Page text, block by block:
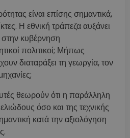
είναι επίσης σημαντικά,
Η εθνική τράπεζα αυξάνει
στην κυβέρνηση
πολιτικοί; Μήπως
διαταράξει τη γεωργία, τον
θεωρούν ότι η παράλληλη
όσο και της τεχνικής
κατά την αξιολόγηση